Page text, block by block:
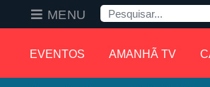
EVENTOS AMANHÃ TV
MENU Pesquisa